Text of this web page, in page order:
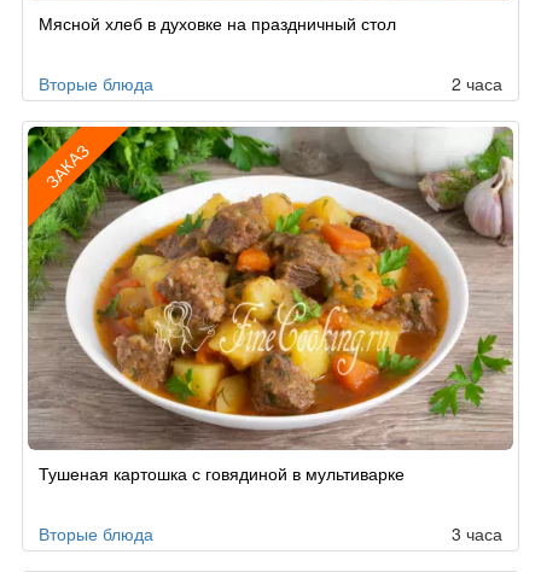
Мясной хлеб в духовке на праздничный стол
Вторые блюда 2 часа
ЗАКАЗ
по
Тушеная картошка с говядиной в мультиварке
Вторые блюда 3 часа